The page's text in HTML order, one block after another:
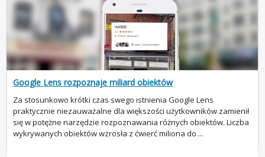
Google Lens rozpoznaje miliard obiektów
Za stosunkowo krótki czas swego istnienia Google Lens
praktycznie niezauważalne dla większości użytkowników zamienił
się w potężne narzędzie rozpoznawania różnych obiektów. Liczba
wykrywanych obiektów wzrosła z ćwierć miliona do ...